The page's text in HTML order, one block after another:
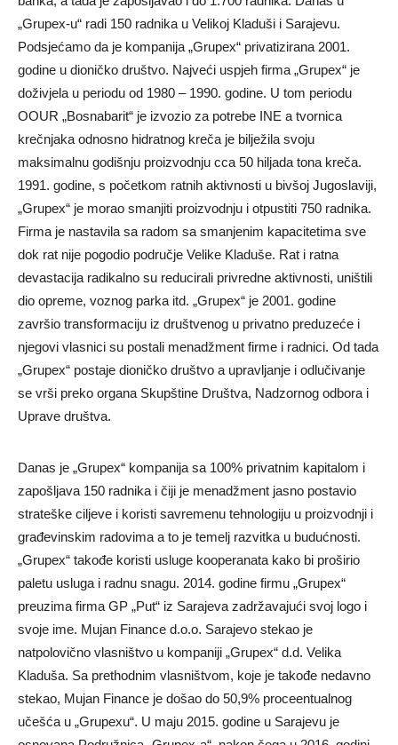
„Grupex-u“ radi 150 radnika u Velikoj Kladuši i Sarajevu.
Podsjećamo da je kompanija „Grupex“ privatizirana 2001.
godine u dioničko društvo. Najveći uspjeh firma „Grupex“ je
doživjela u periodu od 1980 – 1990. godine. U tom periodu
OOUR „Bosnabarit“ je izvozio za potrebe INE a tvornica
krečnjaka odnosno hidratnog kreča je bilježila svoju
maksimalnu godišnju proizvodnju cca 50 hiljada tona kreča.
1991. godine, s početkom ratnih aktivnosti u bivšoj Jugoslaviji,
„Grupex“ je morao smanjiti proizvodnju i otpustiti 750 radnika.
Firma je nastavila sa radom sa smanjenim kapacitetima sve
dok rat nije pogodio područje Velike Kladuše. Rat i ratna
devastacija radikalno su reducirali privredne aktivnosti, uništili
dio opreme, voznog parka itd. „Grupex“ je 2001. godine
završio transformaciju iz društvenog u privatno preduzeće i
njegovi vlasnici su postali menadžment firme i radnici. Od tada
„Grupex“ postaje dioničko društvo a upravljanje i odlučivanje
se vrši preko organa Skupštine Društva, Nadzornog odbora i
Uprave društva.
Danas je „Grupex“ kompanija sa 100% privatnim kapitalom i
zapošljava 150 radnika i čiji je menadžment jasno postavio
strateške ciljeve i koristi savremenu tehnologiju u proizvodnji i
građevinskim radovima a to je temelj razvitka u budućnosti.
„Grupex“ takođe koristi usluge kooperanata kako bi proširio
paletu usluga i radnu snagu. 2014. godine firmu „Grupex“
preuzima firma GP „Put“ iz Sarajeva zadržavajući svoj logo i
svoje ime. Mujan Finance d.o.o. Sarajevo stekao je
natpolovično vlasništvo u kompaniji „Grupex“ d.d. Velika
Kladuša. Sa prethodnim vlasništvom, koje je takođe nedavno
stekao, Mujan Finance je došao do 50,9% proceentualnog
učešća u „Grupexu“. U maju 2015. godine u Sarajevu je